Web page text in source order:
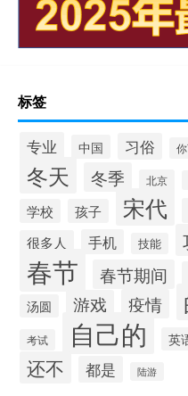
标签
专业 中国 习俗
冬天 冬季 北京
学校
孩子 宋代
很多人 手机 技能
春节 春节期间
汤圆 游戏 疫情
考试 自己的 英
还不 都是 陆游